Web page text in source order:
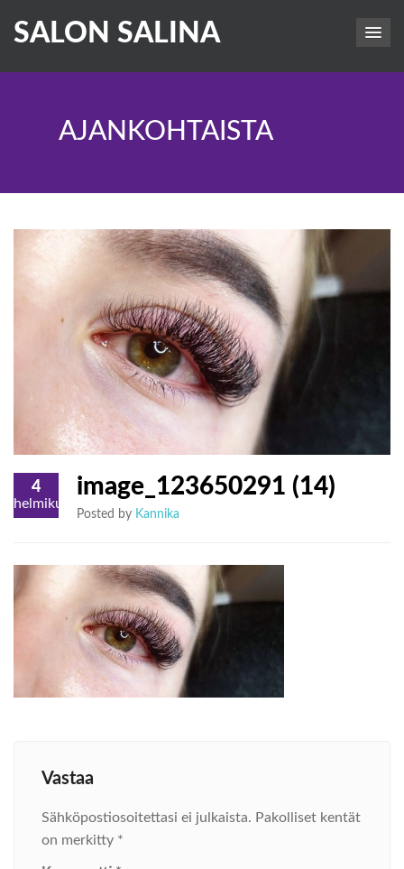
SALON SALINA
AJANKOHTAISTA
4
helmikuu
image_123650291 (14)
Posted by Kannika
Vastaa
Sähköpostiosoitettasi ei julkaista. Pakolliset kentät
on merkitty *